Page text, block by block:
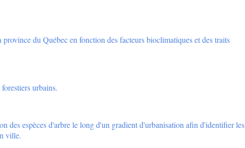
du Québec en fonction des facteurs bioclimatiques et des traits
urbains.
des espèces d'arbre le long d'un gradient d'urbanisation afin d'identifier les
ville.